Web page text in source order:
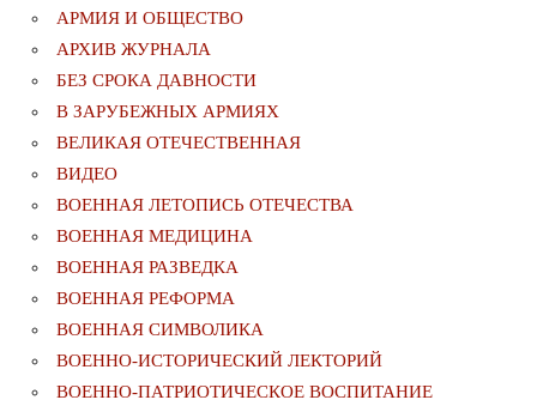
АРМИЯ И ОБЩЕСТВО
АРХИВ ЖУРНАЛА
БЕЗ СРОКА ДАВНОСТИ
В ЗАРУБЕЖНЫХ АРМИЯХ
ВЕЛИКАЯ ОТЕЧЕСТВЕННАЯ
ВИДЕО
ВОЕННАЯ ЛЕТОПИСЬ ОТЕЧЕСТВА
ВОЕННАЯ МЕДИЦИНА
ВОЕННАЯ РАЗВЕДКА
ВОЕННАЯ РЕФОРМА
ВОЕННАЯ СИМВОЛИКА
ВОЕННО-ИСТОРИЧЕСКИЙ ЛЕКТОРИЙ
ВОЕННО-ПАТРИОТИЧЕСКОЕ ВОСПИТАНИЕ